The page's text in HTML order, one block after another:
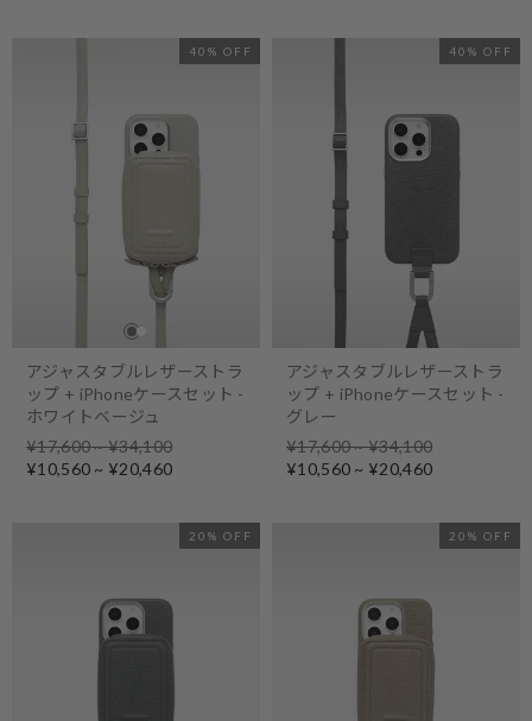
40% OFF
アジャスタブルレザーストラ
ップ + iPhoneケースセット -
ホワイトベージュ
Regular
price
¥17,600 ~ ¥34,100
Sale
¥10,560 ~ ¥20,460
40% OFF
アジャスタブルレザーストラ
ップ + iPhoneケースセット -
グレー
Regular
price
¥17,600 ~ ¥34,100
Sale
¥10,560 ~ ¥20,460
20% OFF 20% OFF